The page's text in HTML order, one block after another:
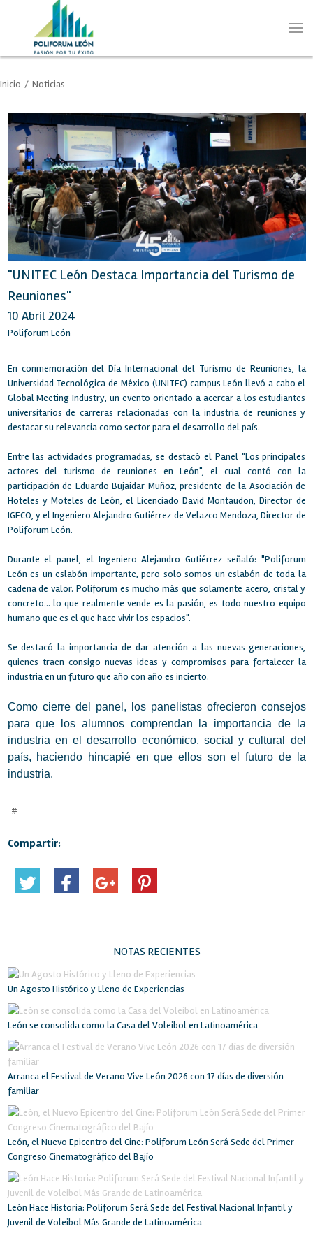
Inicio / Noticias
"UNITEC León Destaca Importancia del Turismo de
Reuniones"
10 Abril 2024
Poliforum León
En conmemoración del Día Internacional del Turismo de Reuniones, la
Universidad Tecnológica de México (UNITEC) campus León llevó a cabo el
Global Meeting Industry, un evento orientado a acercar a los estudiantes
universitarios de carreras relacionadas con la industria de reuniones y
destacar su relevancia como sector para el desarrollo del país.
Entre las actividades programadas, se destacó el Panel "Los principales
actores del turismo de reuniones en León", el cual contó con la
participación de Eduardo Bujaidar Muñoz, presidente de la Asociación de
Hoteles y Moteles de León, el Licenciado David Montaudon, Director de
IGECO, y el Ingeniero Alejandro Gutiérrez de Velazco Mendoza, Director de
Poliforum León.
Durante el panel, el Ingeniero Alejandro Gutiérrez señaló: "Poliforum
León es un eslabón importante, pero solo somos un eslabón de toda la
cadena de valor. Poliforum es mucho más que solamente acero, cristal y
concreto... lo que realmente vende es la pasión, es todo nuestro equipo
humano que es el que hace vivir los espacios".
Se destacó la importancia de dar atención a las nuevas generaciones,
quienes traen consigo nuevas ideas y compromisos para fortalecer la
industria en un futuro que año con año es incierto.
Como cierre del panel, los panelistas ofrecieron consejos
para que los alumnos comprendan la importancia de la
industria en el desarrollo económico, social y cultural del
país, haciendo hincapié en que ellos son el futuro de la
industria.
#
Compartir:
NOTAS RECIENTES
Un Agosto Histórico y Lleno de Experiencias
León se consolida como la Casa del Voleibol en Latinoamérica
Arranca el Festival de Verano Vive León 2026 con 17 días de diversión
familiar
León, el Nuevo Epicentro del Cine: Poliforum León Será Sede del Primer
Congreso Cinematográfico del Bajío
León Hace Historia: Poliforum Será Sede del Festival Nacional Infantil y
Juvenil de Voleibol Más Grande de Latinoamérica